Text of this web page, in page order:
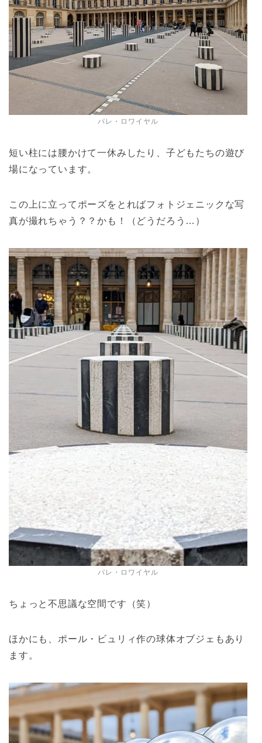
パレ・ロワイヤル
短い柱には腰かけて一休みしたり、子どもたちの遊び
場になっています。
この上に立ってポーズをとればフォトジェニックな写
真が撮れちゃう？？かも！（どうだろう…）
パレ・ロワイヤル
ちょっと不思議な空間です（笑）
ほかにも、ポール・ビュリィ作の球体オブジェもあり
ます。